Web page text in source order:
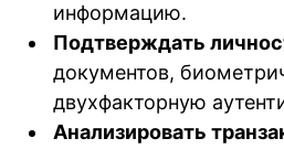
информацию.
Подтверждать
документов,
двухфакторную
Анализировать